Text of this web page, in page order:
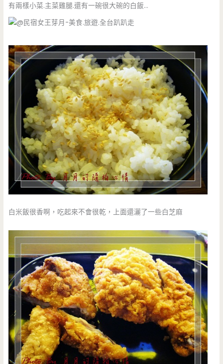
有兩樣小菜.主菜雞腿.還有一碗很大碗的白飯…
白米飯很香啊，吃起來不會很乾，上面還灑了一些白芝麻